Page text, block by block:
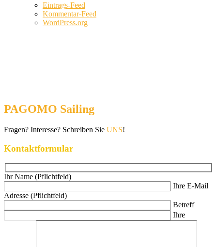
Eintrags-Feed
Kommentar-Feed
WordPress.org
PAGOMO Sailing
Fragen? Interesse? Schreiben Sie UNS!
Kontaktformular
Ihr Name (Pflichtfeld)
Ihre E-Mail
Adresse (Pflichtfeld)
Betreff
Ihre